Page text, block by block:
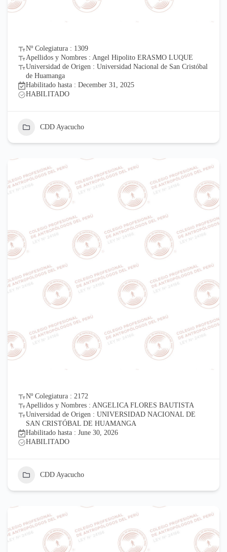
Nº Colegiatura : 1309
Apellidos y Nombres : Angel Hipolito ERASMO LUQUE
Universidad de Origen : Universidad Nacional de San Cristóbal
de Huamanga
Habilitado hasta : December 31, 2025
HABILITADO
CDD Ayacucho
Nº Colegiatura : 2172
Apellidos y Nombres : ANGELICA FLORES BAUTISTA
Universidad de Origen : UNIVERSIDAD NACIONAL DE
SAN CRISTÓBAL DE HUAMANGA
Habilitado hasta : June 30, 2026
HABILITADO
CDD Ayacucho